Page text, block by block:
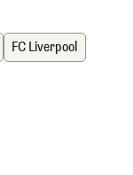
FC Liverpool